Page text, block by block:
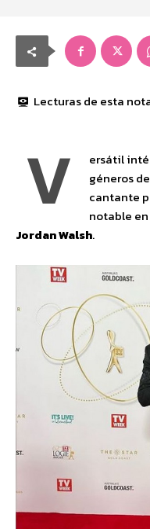
Lecturas de esta
V
ersátil
géneros
cantante
notable
Jordan Walsh.